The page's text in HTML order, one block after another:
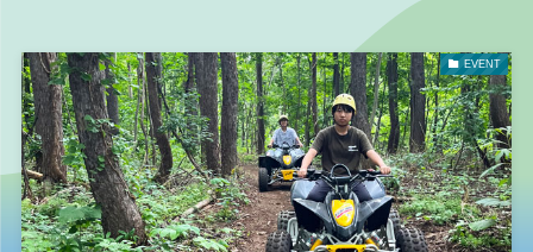
EVENT